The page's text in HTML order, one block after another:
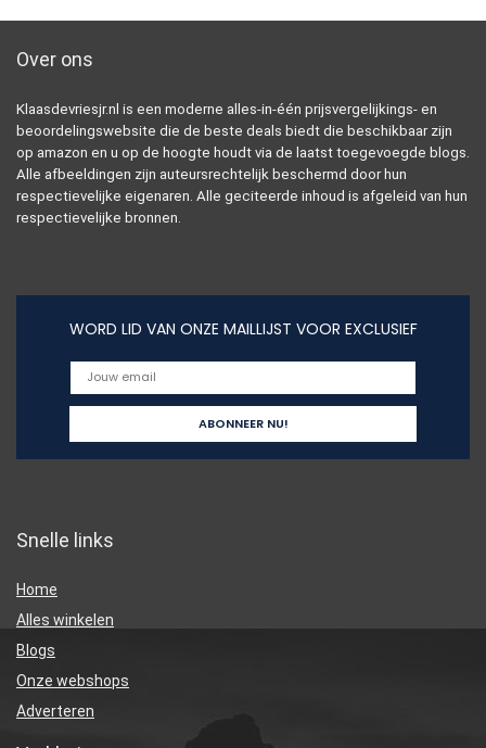
Over ons
Klaasdevriesjr.nl is een moderne alles-in-één prijsvergelijkings- en
beoordelingswebsite die de beste deals biedt die beschikbaar zijn
op amazon en u op de hoogte houdt via de laatst toegevoegde blogs.
Alle afbeeldingen zijn auteursrechtelijk beschermd door hun
respectievelijke eigenaren. Alle geciteerde inhoud is afgeleid van hun
respectievelijke bronnen.
WORD LID VAN ONZE MAILLIJST VOOR EXCLUSIEF
Snelle links
Home
Alles winkelen
Blogs
Onze webshops
Adverteren